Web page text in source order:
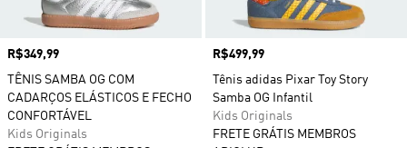
Preço
R$349,99
TÊNIS SAMBA OG COM
CADARÇOS ELÁSTICOS E FECHO
CONFORTÁVEL
Kids Originals
Preço
R$499,99
Tênis adidas Pixar Toy Story
Samba OG Infantil
Kids Originals
FRETE GRÁTIS MEMBROS